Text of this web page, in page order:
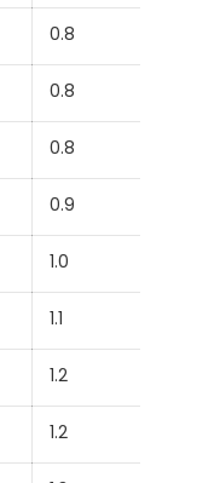
0.8
0.8
0.8
0.9
1.0
1.1
1.2
1.2